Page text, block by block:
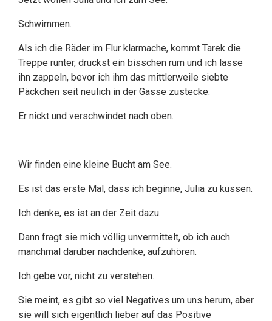
Schwimmen.
Als ich die Räder im Flur klarmache, kommt Tarek die
Treppe runter, druckst ein bisschen rum und ich lasse
ihn zappeln, bevor ich ihm das mittlerweile siebte
Päckchen seit neulich in der Gasse zustecke.
Er nickt und verschwindet nach oben.
Wir finden eine kleine Bucht am See.
Es ist das erste Mal, dass ich beginne, Julia zu küssen.
Ich denke, es ist an der Zeit dazu.
Dann fragt sie mich völlig unvermittelt, ob ich auch
manchmal darüber nachdenke, aufzuhören.
Ich gebe vor, nicht zu verstehen.
Sie meint, es gibt so viel Negatives um uns herum, aber
sie will sich eigentlich lieber auf das Positive